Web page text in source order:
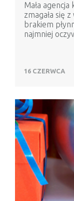
Mała
zmagała się
brakiem
najmniej
16 CZERWCA